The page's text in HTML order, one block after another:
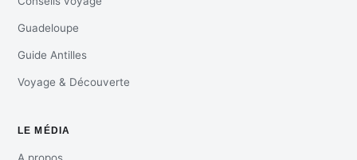
Guadeloupe
Guide Antilles
Voyage & Découverte
LE MÉDIA
A propos